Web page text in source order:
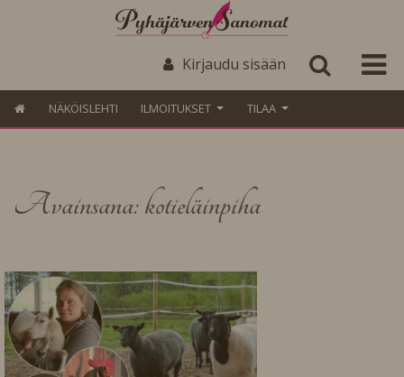
Kirjaudu sisään
NÄKÖISLEHTI ILMOITUKSET TILAA
Avainsana: kotieläinpiha